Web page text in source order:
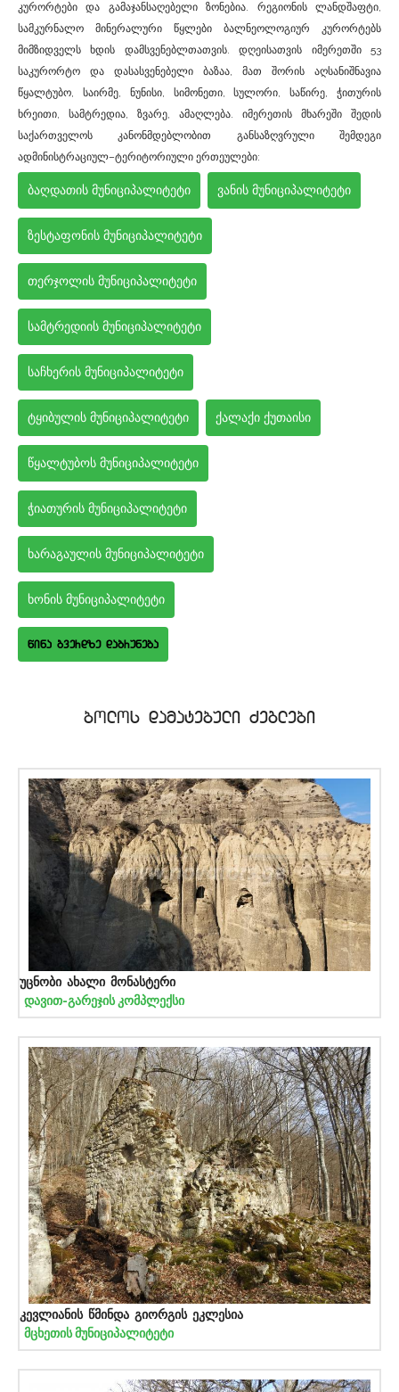
კურორტები და გამაჯანსაღებელი ზონებია. რეგიონის ლანდშაფტი,
სამკურნალო მინერალური წყლები ბალნეოლოგიურ კურორტებს
მიმზიდველს ხდის დამსვენებლთათვის. დღეისათვის იმერეთში 53
საკურორტო და დასასვენებელი ბაზაა, მათ შორის აღსანიშნავია
წყალტუბო, საირმე, ნუნისი, სიმონეთი, სულორი, საწირე, ჭითურის
ხრეითი, სამტრედია, ზვარე, ამაღლება. იმერეთის მხარეში შედის
საქართველოს კანონმდებლობით განსაზღვრული შემდეგი
ადმინისტრაციულ–ტერიტორიული ერთეულები:
ბაღდათის მუნიციპალიტეტი ვანის მუნიციპალიტეტი
ზესტაფონის მუნიციპალიტეტი
თერჯოლის მუნიციპალიტეტი
სამტრედიის მუნიციპალიტეტი
საჩხერის მუნიციპალიტეტი
ტყიბულის მუნიციპალიტეტი ქალაქი ქუთაისი
წყალტუბოს მუნიციპალიტეტი
ჭიათურის მუნიციპალიტეტი
ხარაგაულის მუნიციპალიტეტი
ხონის მუნიციპალიტეტი
wina gverdze dabruneba
bolos damatebuli Zeglebi
უცნობი ახალი მონასტერი
დავით-გარეჯის კომპლექსი
კევლიანის წმინდა გიორგის ეკლესია
მცხეთის მუნიციპალიტეტი